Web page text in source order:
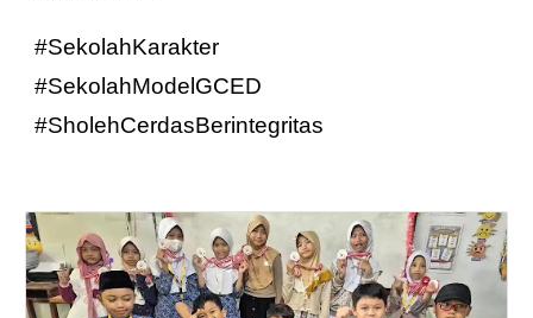
#SekolahKarakter
#SekolahModelGCED
#SholehCerdasBerintegritas